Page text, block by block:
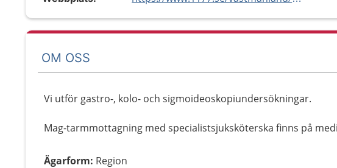
OM OSS
Vi utför gastro-, kolo- och sigmoideoskopiundersökningar.
Mag-tarmmottagning med specialistsjuksköterska finns på
Ägarform: Region